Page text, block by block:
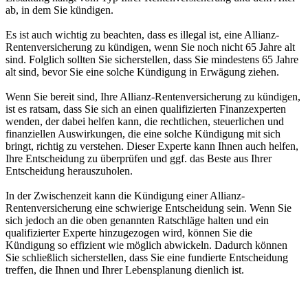
ab, in dem Sie kündigen.
Es ist auch wichtig zu beachten, dass es illegal ist, eine Allianz-
Rentenversicherung zu kündigen, wenn Sie noch nicht 65 Jahre alt
sind. Folglich sollten Sie sicherstellen, dass Sie mindestens 65 Jahre
alt sind, bevor Sie eine solche Kündigung in Erwägung ziehen.
Wenn Sie bereit sind, Ihre Allianz-Rentenversicherung zu kündigen,
ist es ratsam, dass Sie sich an einen qualifizierten Finanzexperten
wenden, der dabei helfen kann, die rechtlichen, steuerlichen und
finanziellen Auswirkungen, die eine solche Kündigung mit sich
bringt, richtig zu verstehen. Dieser Experte kann Ihnen auch helfen,
Ihre Entscheidung zu überprüfen und ggf. das Beste aus Ihrer
Entscheidung herauszuholen.
In der Zwischenzeit kann die Kündigung einer Allianz-
Rentenversicherung eine schwierige Entscheidung sein. Wenn Sie
sich jedoch an die oben genannten Ratschläge halten und ein
qualifizierter Experte hinzugezogen wird, können Sie die
Kündigung so effizient wie möglich abwickeln. Dadurch können
Sie schließlich sicherstellen, dass Sie eine fundierte Entscheidung
treffen, die Ihnen und Ihrer Lebensplanung dienlich ist.